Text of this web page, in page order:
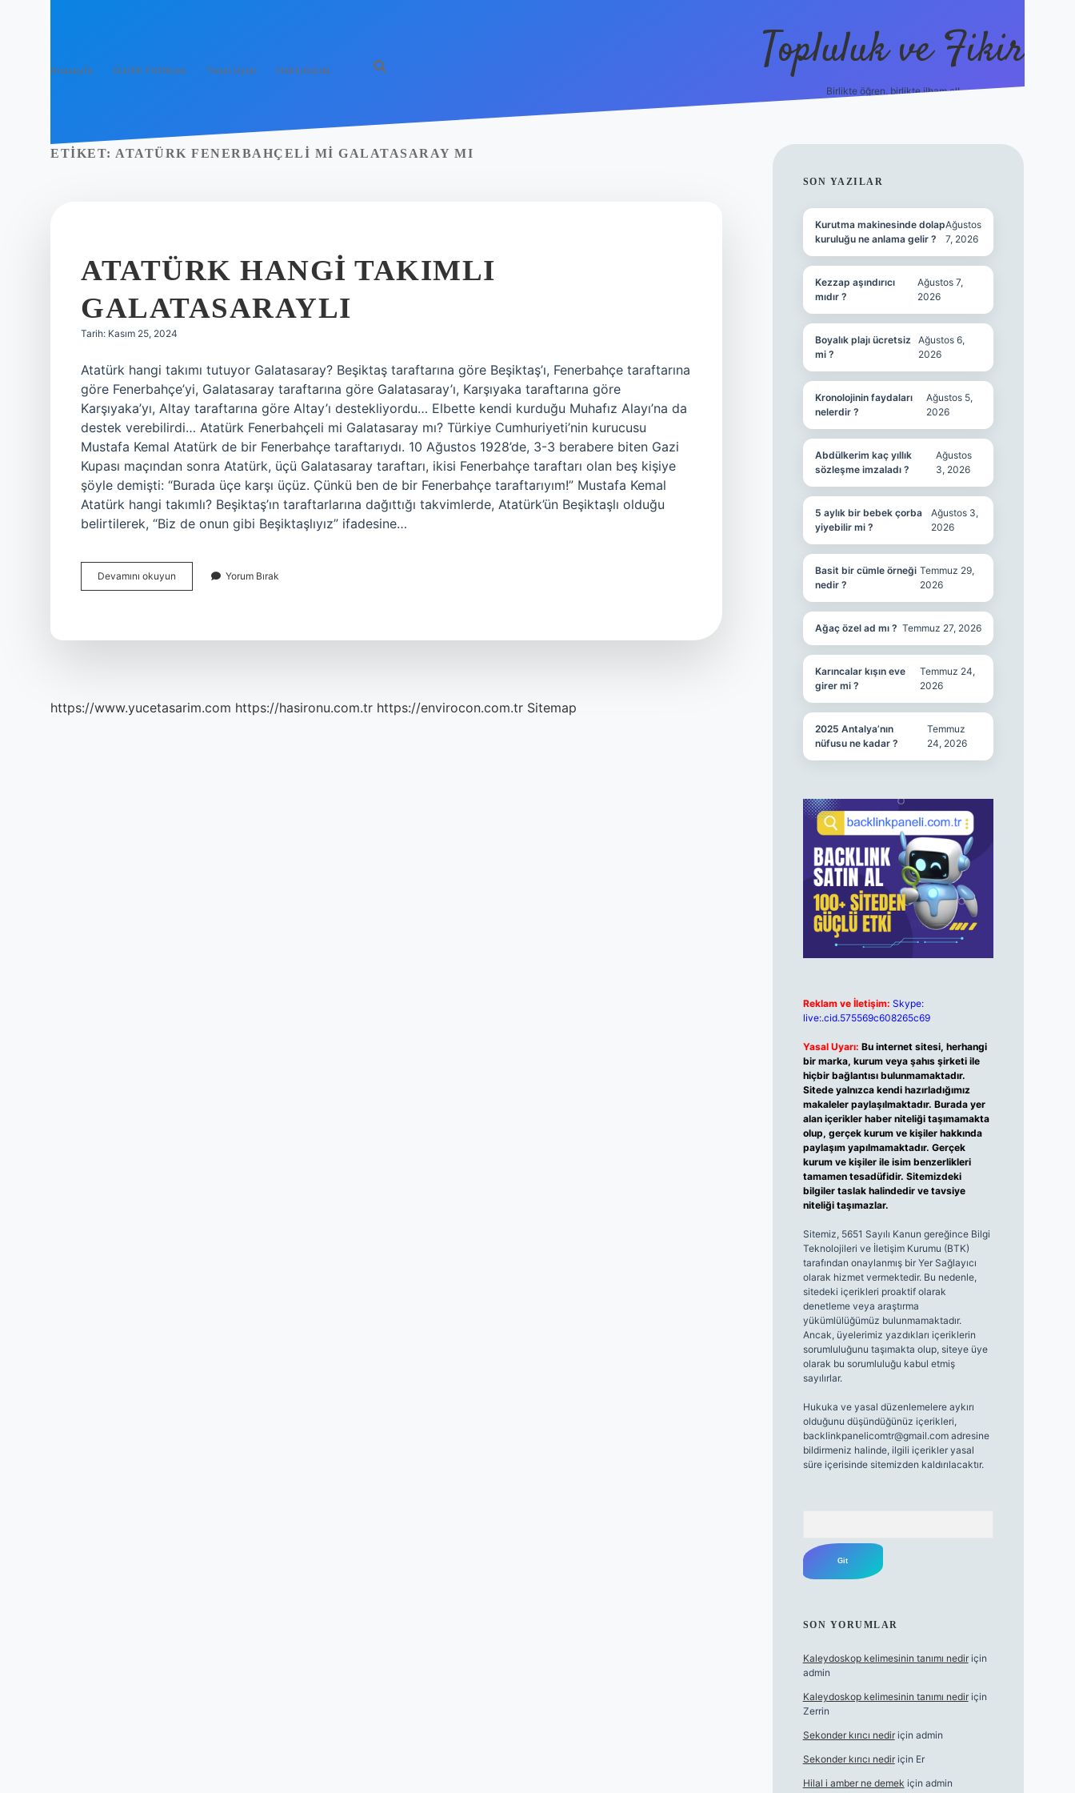
Anasayfa Gizlilik Politikası Yasal Uyarı Hakkımızda Topluluk ve Fikir
Birlikte öğren, birlikte ilham al!
ETIKET: ATATÜRK FENERBAHÇELI MI GALATASARAY MI
ATATÜRK HANGI TAKIMLI
GALATASARAYLI
Tarih: Kasım 25, 2024
Atatürk hangi takımı tutuyor Galatasaray? Beşiktaş taraftarına göre Beşiktaş’ı, Fenerbahçe taraftarına
göre Fenerbahçe’yi, Galatasaray taraftarına göre Galatasaray’ı, Karşıyaka taraftarına göre
Karşıyaka’yı, Altay taraftarına göre Altay’ı destekliyordu… Elbette kendi kurduğu Muhafız Alayı’na da
destek verebilirdi… Atatürk Fenerbahçeli mi Galatasaray mı? Türkiye Cumhuriyeti’nin kurucusu
Mustafa Kemal Atatürk de bir Fenerbahçe taraftarıydı. 10 Ağustos 1928’de, 3-3 berabere biten Gazi
Kupası maçından sonra Atatürk, üçü Galatasaray taraftarı, ikisi Fenerbahçe taraftarı olan beş kişiye
şöyle demişti: “Burada üçe karşı üçüz. Çünkü ben de bir Fenerbahçe taraftarıyım!” Mustafa Kemal
Atatürk hangi takımlı? Beşiktaş’ın taraftarlarına dağıttığı takvimlerde, Atatürk’ün Beşiktaşlı olduğu
belirtilerek, “Biz de onun gibi Beşiktaşlıyız” ifadesine…
Devamını okuyun
Hangi
Yorum Bırak
https://www.yucetasarim.com https://hasironu.com.tr https://envirocon.com.tr Sitemap
SIDEBAR
SON YAZILAR
Kurutma makinesinde dolap
kuruluğu ne anlama gelir ?
Ağustos
7, 2026
Kezzap aşındırıcı
mıdır ?
Ağustos 7,
2026
Boyalık plajı ücretsiz
mi ?
Ağustos 6,
2026
Kronolojinin faydaları
nelerdir ?
Ağustos 5,
2026
Abdülkerim kaç yıllık
sözleşme imzaladı ?
Ağustos
3, 2026
5 aylık bir bebek çorba
yiyebilir mi ?
Ağustos 3,
2026
Basit bir cümle örneği
nedir ?
Temmuz 29,
2026
Ağaç özel ad mı ? Temmuz 27, 2026
Karıncalar kışın eve
girer mi ?
Temmuz 24,
2026
2025 Antalya’nın
nüfusu ne kadar ?
Temmuz
24, 2026
Reklam ve İletişim: Skype:
live:.cid.575569c608265c69
Yasal Uyarı: Bu internet sitesi, herhangi
bir marka, kurum veya şahıs şirketi ile
hiçbir bağlantısı bulunmamaktadır.
Sitede yalnızca kendi hazırladığımız
makaleler paylaşılmaktadır. Burada yer
alan içerikler haber niteliği taşımamakta
olup, gerçek kurum ve kişiler hakkında
paylaşım yapılmamaktadır. Gerçek
kurum ve kişiler ile isim benzerlikleri
tamamen tesadüfidir. Sitemizdeki
bilgiler taslak halindedir ve tavsiye
niteliği taşımazlar.
Sitemiz, 5651 Sayılı Kanun gereğince Bilgi
Teknolojileri ve İletişim Kurumu (BTK)
tarafından onaylanmış bir Yer Sağlayıcı
olarak hizmet vermektedir. Bu nedenle,
sitedeki içerikleri proaktif olarak
denetleme veya araştırma
yükümlülüğümüz bulunmamaktadır.
Ancak, üyelerimiz yazdıkları içeriklerin
sorumluluğunu taşımakta olup, siteye üye
olarak bu sorumluluğu kabul etmiş
sayılırlar.
Hukuka ve yasal düzenlemelere aykırı
olduğunu düşündüğünüz içerikleri,
backlinkpanelicomtr@gmail.comadresine
bildirmeniz halinde, ilgili içerikler yasal
süre içerisinde sitemizden kaldırılacaktır.
SON YORUMLAR
Kaleydoskop kelimesinin tanımı nediriçin
admin
Kaleydoskop kelimesinin tanımı nediriçin
Zerrin
Sekonder kırıcı nediriçin admin
Sekonder kırıcı nediriçin Er
Hilal i amber ne demek için admin
tulipbetgiris.org